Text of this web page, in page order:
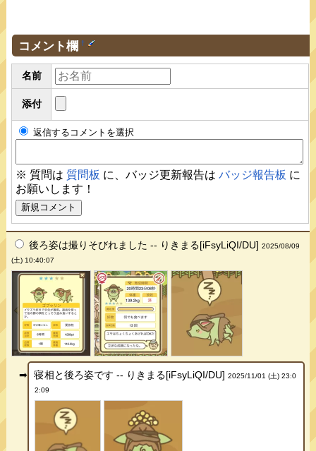
コメント欄 †
名前
添付
返信するコメントを選択
※ 質問は 質問板 に、バッジ更新報告はバッジ報告板 に
お願いします！
後ろ姿は撮りそびれました -- りきまる[iFsyLiQI/DU]2025/08/09
(土) 10:40:07
寝相と後ろ姿です -- りきまる[iFsyLiQI/DU] 2025/11/01 (土) 23:0
2:09